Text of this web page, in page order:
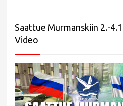
Saattue Murmanskiin 2.-
Video